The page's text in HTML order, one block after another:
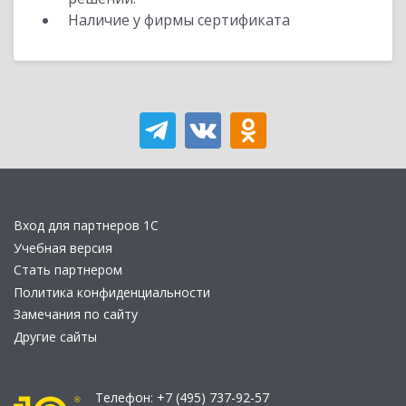
Наличие у фирмы сертификата
Вход для партнеров 1С
Учебная версия
Стать партнером
Политика конфиденциальности
Замечания по сайту
Другие сайты
Телефон: +7 (495) 737-92-57